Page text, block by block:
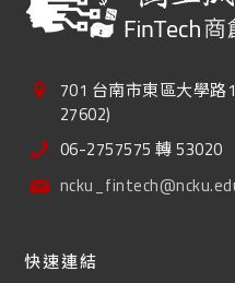
701 台南市東區大學
27602)
06-2757575 轉 53020
快速連結